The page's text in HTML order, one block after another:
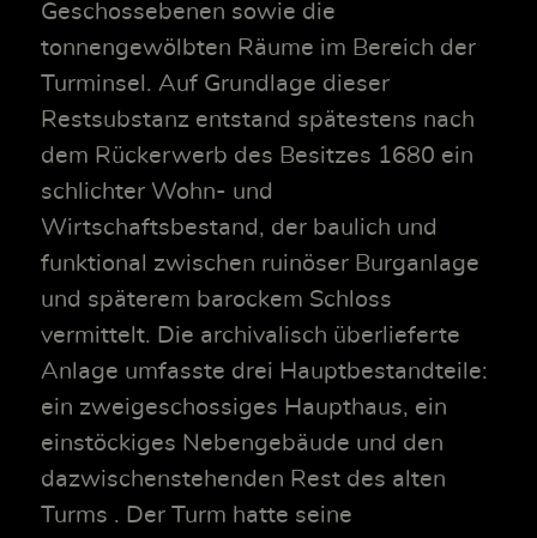
Geschossebenen sowie die
tonnengewölbten Räume im Bereich der
Turminsel. Auf Grundlage dieser
Restsubstanz entstand spätestens nach
dem Rückerwerb des Besitzes 1680 ein
schlichter Wohn- und
Wirtschaftsbestand, der baulich und
funktional zwischen ruinöser Burganlage
und späterem barockem Schloss
vermittelt. Die archivalisch überlieferte
Anlage umfasste drei Hauptbestandteile:
ein zweigeschossiges Haupthaus, ein
einstöckiges Nebengebäude und den
dazwischenstehenden Rest des alten
Turms . Der Turm hatte seine